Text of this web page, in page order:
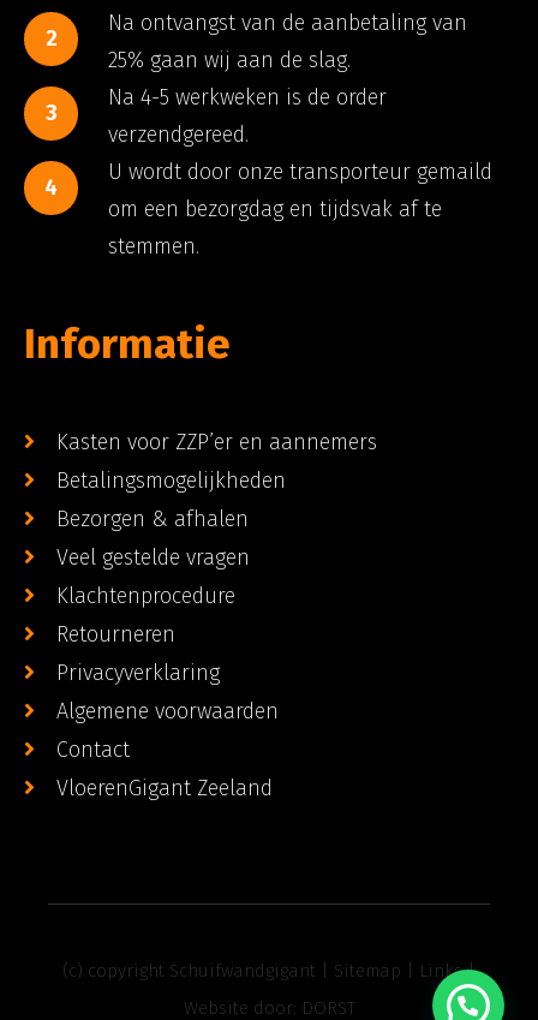
2
Na ontvangst van de aanbetaling van
25% gaan wij aan de slag.
3
Na 4-5 werkweken is de order
verzendgereed.
4
U wordt door onze transporteur gemaild
om een bezorgdag en tijdsvak af te
stemmen.
Informatie
Kasten voor ZZP’er en aannemers
Betalingsmogelijkheden
Bezorgen & afhalen
Veel gestelde vragen
Klachtenprocedure
Retourneren
Privacyverklaring
Algemene voorwaarden
Contact
VloerenGigant Zeeland
(c) copyright Schuifwandgigant | Sitemap Links|
Website door: DORST